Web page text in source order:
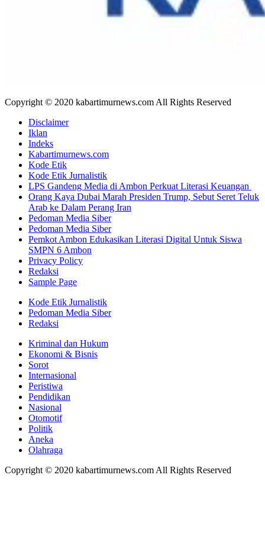
Copyright © 2020 kabartimurnews.com All Rights Reserved
Disclaimer
Iklan
Indeks
Kabartimurnews.com
Kode Etik
Kode Etik Jurnalistik
LPS Gandeng Media di Ambon Perkuat Literasi Keuangan
Orang Kaya Dubai Marah Presiden Trump, Sebut Seret Teluk
Arab ke Dalam Perang Iran
Pedoman Media Siber
Pedoman Media Siber
Pemkot Ambon Edukasikan Literasi Digital Untuk Siswa
SMPN 6 Ambon
Privacy Policy
Redaksi
Sample Page
Kode Etik Jurnalistik
Pedoman Media Siber
Redaksi
Kriminal dan Hukum
Ekonomi & Bisnis
Sorot
Internasional
Peristiwa
Pendidikan
Nasional
Otomotif
Politik
Aneka
Olahraga
Copyright © 2020 kabartimurnews.com All Rights Reserved